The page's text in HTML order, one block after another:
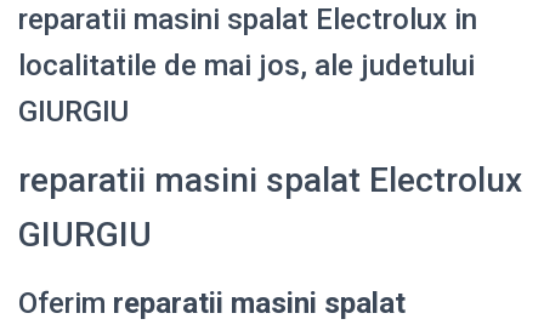
reparatii masini spalat Electrolux in
localitatile de mai jos, ale judetului
GIURGIU
reparatii masini spalat Electrolux
GIURGIU
Oferim reparatii masini spalat